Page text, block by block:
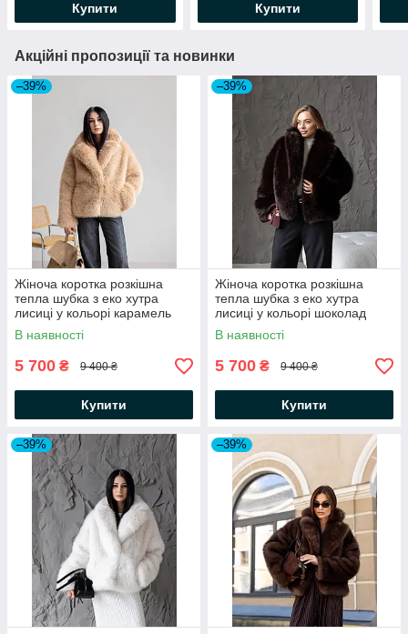
Купити Купити
Акційні пропозиції та новинки
–39%
Жіноча коротка розкішна
тепла шубка з еко хутра
лисиці у кольорі карамель
В наявності
5 700 ₴ 9 400 ₴
Купити
–39%
Жіноча коротка розкішна
тепла шубка з еко хутра
лисиці у кольорі шоколад
В наявності
5 700 ₴ 9 400 ₴
Купити
–39% –39%